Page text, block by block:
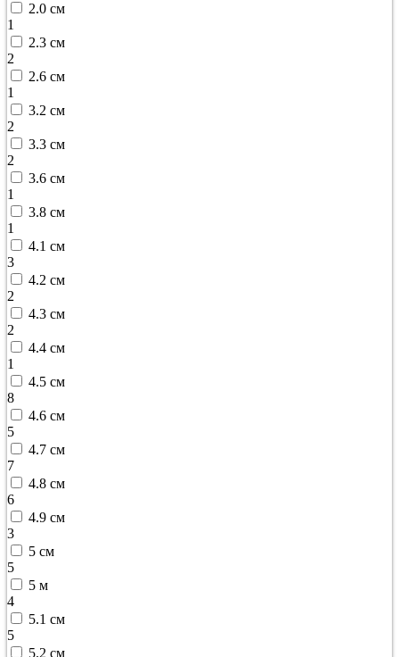
2.0 см
1
2.3 см
2
2.6 см
1
3.2 см
2
3.3 см
2
3.6 см
1
3.8 см
1
4.1 см
3
4.2 см
2
4.3 см
2
4.4 см
1
4.5 см
8
4.6 см
5
4.7 см
7
4.8 см
6
4.9 см
3
5 см
5
5 м
4
5.1 см
5
5.2 см